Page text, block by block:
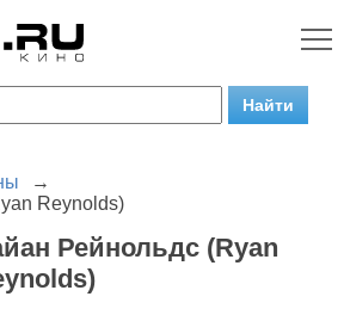
→
Reynolds)
Рейнольдс (Ryan